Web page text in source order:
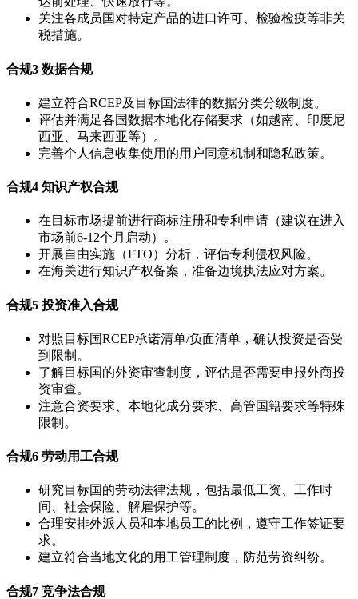
关注各成员国对特定产品的进口许可、检验检疫等非关
税措施。
合规3 数据合规
建立符合RCEP及目标国法律的数据分类分级制度。
评估并满足各国数据本地化存储要求（如越南、印度尼
西亚、马来西亚等）。
完善个人信息收集使用的用户同意机制和隐私政策。
合规4 知识产权合规
在目标市场提前进行商标注册和专利申请（建议在进入
市场前6-12个月启动）。
开展自由实施（FTO）分析，评估专利侵权风险。
在海关进行知识产权备案，准备边境执法应对方案。
合规5投资准入合规
对照目标国RCEP承诺清单/负面清单，确认投资是否受
到限制。
了解目标国的外资审查制度，评估是否需要申报外商投
资审查。
注意合资要求、本地化成分要求、高管国籍要求等特殊
限制。
合规6 劳动用工合规
研究目标国的劳动法律法规，包括最低工资、工作时
间、社会保险、解雇保护等。
合理安排外派人员和本地员工的比例，遵守工作签证要
求。
建立符合当地文化的用工管理制度，防范劳资纠纷。
合规7 竞争法合规